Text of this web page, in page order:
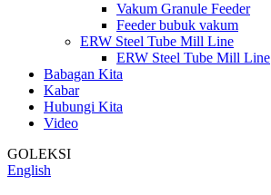
Vakum Granule Feeder
Feeder bubuk vakum
ERW Steel Tube Mill Line
ERW Steel Tube Mill Line
Babagan Kita
Kabar
Hubungi Kita
Video
GOLEKSI
English